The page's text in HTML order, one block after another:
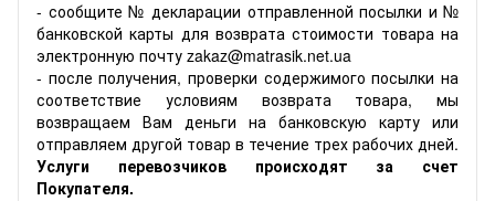
- сообщите № декларации отправленной посылки и №
банковской карты для возврата стоимости товара на
электронную почту zakaz@matrasik.net.ua
- после получения, проверки содержимого посылки на
соответствие условиям возврата товара, мы
возвращаем Вам деньги на банковскую карту или
отправляем другой товар в течение трех рабочих дней.
Услуги перевозчиков происходят за счет
Покупателя.